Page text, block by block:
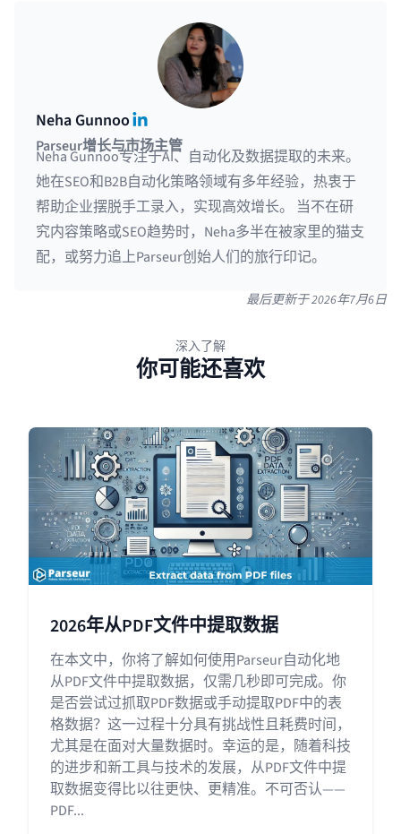
Neha GunnooLinkedIn
Parseur增长与市场主管
Neha Gunnoo专注于AI、自动化及数据提取的未来。
她在SEO和B2B自动化策略领域有多年经验，热衷于
帮助企业摆脱手工录入，实现高效增长。 当不在研
究内容策略或SEO趋势时，Neha多半在被家里的猫支
配，或努力追上Parseur创始人们的旅行印记。
最后更新于2026年7月6日
深入了解
你可能还喜欢
2026年从PDF文件中提取数据
在本文中，你将了解如何使用Parseur自动化地
从PDF文件中提取数据，仅需几秒即可完成。你
是否尝试过抓取PDF数据或手动提取PDF中的表
格数据？这一过程十分具有挑战性且耗费时间，
尤其是在面对大量数据时。幸运的是，随着科技
的进步和新工具与技术的发展，从PDF文件中提
取数据变得比以往更快、更精准。不可否认——
PDF...